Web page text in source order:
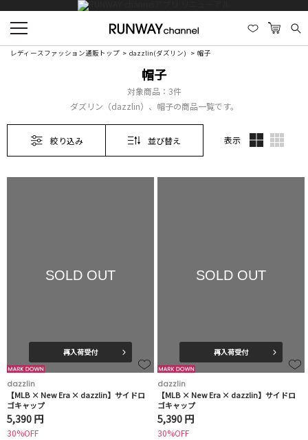
レディースファッション通販トップ dazzlin(ダズリン) 帽子
帽子
対象商品： 3件
ダズリン（dazzlin）、帽子の商品一覧です。
絞り込み 並び替え 表示
SOLD OUT
再入荷受付
dazzlin
【MLB × New Era × dazzlin】サイドロ
ゴキャップ
5,390 円
30%OFF
SOLD OUT
再入荷受付
dazzlin
【MLB × New Era × dazzlin】サイドロ
ゴキャップ
5,390 円
30%OFF